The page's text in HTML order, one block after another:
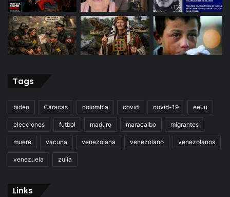
Tags
biden Caracas colombia covid covid-19 eeuu
elecciones futbol maduro maracaibo migrantes
muere vacuna venezolana venezolano venezolanos
venezuela zulia
Links